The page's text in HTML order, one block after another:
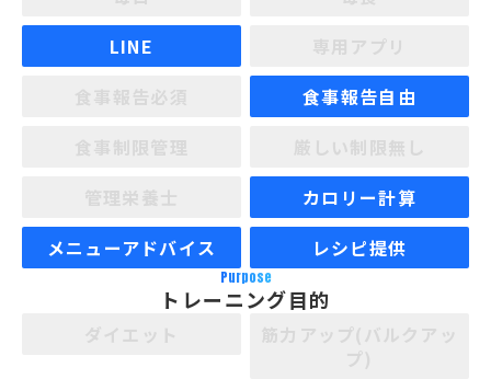
LINE
食事報告自由
カロリー計算
メニューアドバイス
レシピ提供
Purpose
トレーニング目的